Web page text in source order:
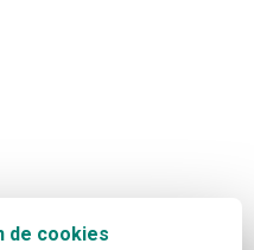
de cookies